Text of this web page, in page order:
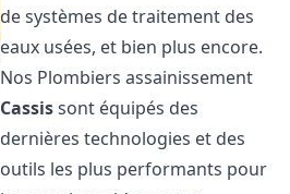
de systèmes de traitement des
eaux usées, et bien plus encore.
Nos Plombiers assainissement
Cassissont équipés des
dernières technologies et des
outils les plus performants pour